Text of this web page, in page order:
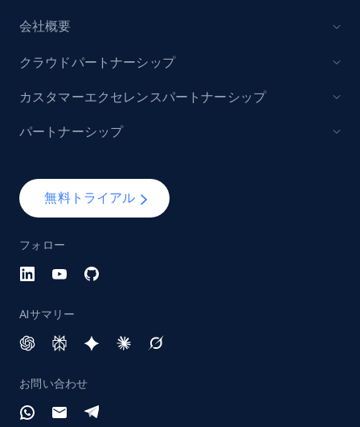
会社概要
無料トライアル
フォロー
AIサマリー
お問い合わせ
クラウドパートナーシップ
カスタマーエクセレンスパートナーシップ
パートナーシップ